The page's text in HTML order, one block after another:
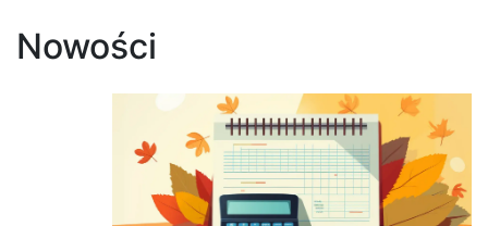
Nowości